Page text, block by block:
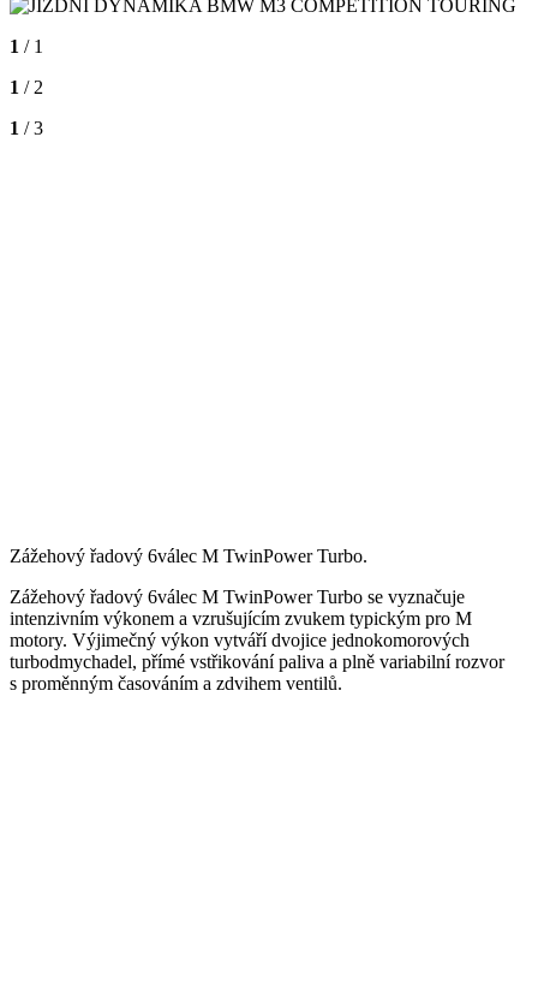
1 / 1
1 / 2
1 / 3
Zážehový řadový 6válec M TwinPower Turbo.
Zážehový řadový 6válec M TwinPower Turbo se vyznačuje
intenzivním výkonem a vzrušujícím zvukem typickým pro M
motory. Výjimečný výkon vytváří dvojice jednokomorových
turbodmychadel, přímé vstřikování paliva a plně variabilní rozvor
s proměnným časováním a zdvihem ventilů.